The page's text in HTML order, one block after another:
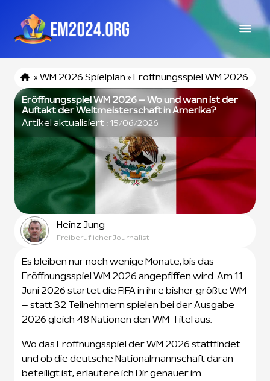
» WM 2026 Spielplan » Eröffnungsspiel WM 2026
Eröffnungsspiel WM 2026 – Wo und wann ist der
Auftakt der Weltmeisterschaft in Amerika?
Artikel aktualisiert : 15/06/2026
Heinz Jung
Freiberuflicher Journalist
Es bleiben nur noch wenige Monate, bis das
Eröffnungsspiel WM 2026 angepfiffen wird. Am 11.
Juni 2026 startet die FIFA in ihre bisher größte WM
– statt 32 Teilnehmern spielen bei der Ausgabe
2026 gleich 48 Nationen den WM-Titel aus.
Wo das Eröffnungsspiel der WM 2026 stattfindet
und ob die deutsche Nationalmannschaft daran
beteiligt ist, erläutere ich Dir genauer im